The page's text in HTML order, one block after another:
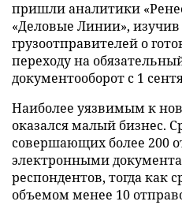
пришли аналитики
«Деловые Линии»,
грузоотправителей о
переходу на
документооборот с 1
Наиболее уязвимым к
оказался малый бизнес.
совершающих более 200
электронными
респондентов, тогда как
объемом менее 10